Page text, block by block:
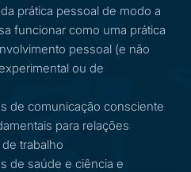
prática pessoal de modo a
funcionar como uma prática
pessoal (e não
ou de
de comunicação consciente
para relações
trabalho
de saúde e ciência e